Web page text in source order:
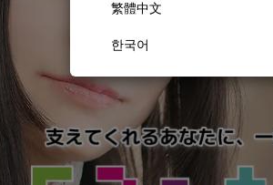
繁體中文
한국어